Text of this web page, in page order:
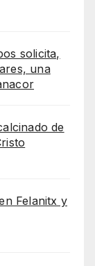
solicita,
una
de
Felanitx y